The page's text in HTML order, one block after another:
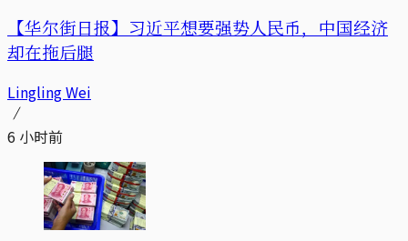
【华尔街日报】习近平想要强势人民币，中国经济
却在拖后腿
Lingling Wei
6 小时前